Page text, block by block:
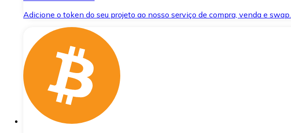
Adicione o token do seu projeto ao nosso serviço de compra, venda e swap.